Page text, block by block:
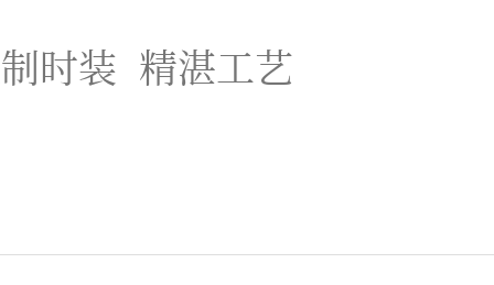
时装 精湛工艺